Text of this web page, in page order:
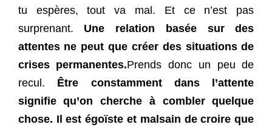
tu espères, tout va mal. Et ce n’est pas
surprenant. Une relation basée sur des
attentes ne peut que créer des situations de
crises permanentes.Prends donc un peu de
recul. Être constamment dans l’attente
signifie qu’on cherche à combler quelque
chose. Il est égoïste et malsain de croire que